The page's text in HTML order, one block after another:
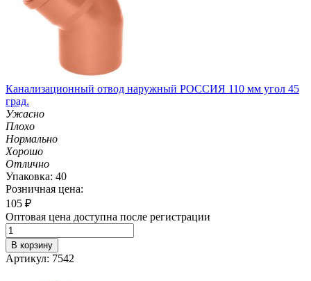
Канализационный отвод наружный РОССИЯ 110 мм угол 45
град.
Ужасно
Плохо
Нормально
Хорошо
Отлично
Упаковка: 40
Розничная цена:
105 ₽
Оптовая цена доступна после регистрации
В корзину
Артикул: 7542